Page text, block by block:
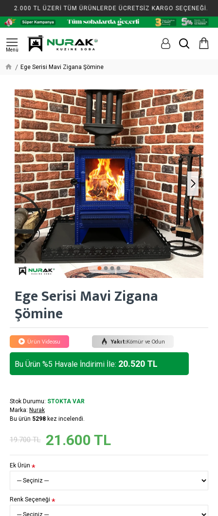
2.000 TL ÜZERİ TÜM ÜRÜNLERDE ÜCRETSİZ KARGO SEÇENEĞİ.
Ege Serisi Mavi Zigana Şömine
Ege Serisi Mavi Zigana
Şömine
Ürün Videosu Yakıt:Kömür ve Odun
Bu Ürün %5 Havale İndirimi İle: 20.520 TL
Stok Durumu: STOKTA VAR
Marka: Nurak
Bu ürün 5298 kez incelendi.
21.600 TL
19.700 TL
Ek Ürün
Renk Seçeneği